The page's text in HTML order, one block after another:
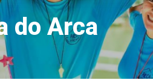
do Arca